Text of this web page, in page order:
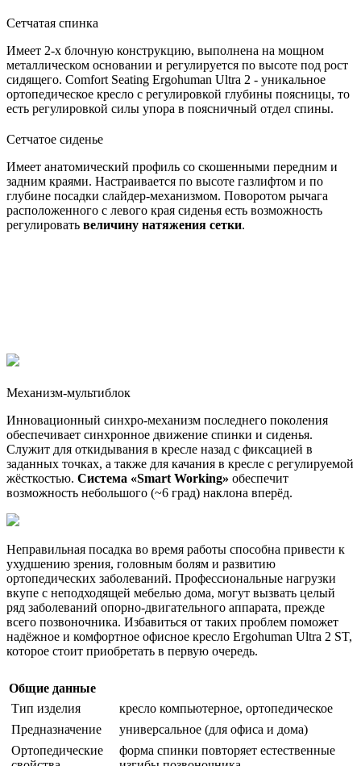
Сетчатая спинка
Имеет 2-х блочную конструкцию, выполнена на мощном
металлическом основании и регулируется по высоте под рост
сидящего. Comfort Seating Ergohuman Ultra 2 - уникальное
ортопедическое кресло с регулировкой глубины поясницы, то
есть регулировкой силы упора в поясничный отдел спины.
Сетчатое сиденье
Имеет анатомический профиль со скошенными передним и
задним краями. Настраивается по высоте газлифтом и по
глубине посадки слайдер-механизмом. Поворотом рычага
расположенного с левого края сиденья есть возможность
регулировать величину натяжения сетки.
Механизм-мультиблок
Инновационный синхро-механизм последнего поколения
обеспечивает синхронное движение спинки и сиденья.
Служит для откидывания в кресле назад с фиксацией в
заданных точках, а также для качания в кресле с регулируемой
жёсткостью. Система «Smart Working» обеспечит
возможность небольшого (~6 град) наклона вперёд.
Неправильная посадка во время работы способна привести к
ухудшению зрения, головным болям и развитию
ортопедических заболеваний. Профессиональные нагрузки
вкупе с неподходящей мебелью дома, могут вызвать целый
ряд заболеваний опорно-двигательного аппарата, прежде
всего позвоночника. Избавиться от таких проблем поможет
надёжное и комфортное офисное кресло Ergohuman Ultra 2 ST,
которое стоит приобретать в первую очередь.
Общие данные
Тип изделия
кресло компьютерное, ортопедическое
Предназначение
универсальное (для офиса и дома)
Ортопедические
форма спинки повторяет естественные